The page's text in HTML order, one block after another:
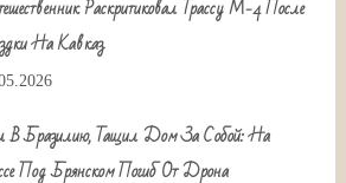
Раскритиковал Трассу М-4 После
На Кавказ
В Бразилию, Тащил Дом За Собой: На
Под Брянском Погиб От Дрона